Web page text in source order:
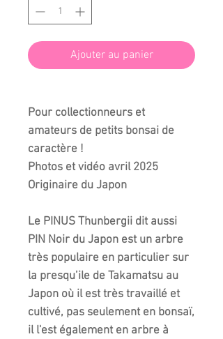
Ajouter au panier
Pour collectionneurs et
amateurs de petits bonsai de
caractère !
Photos et vidéo avril 2025
Originaire du Japon
Le PINUS Thunbergii dit aussi
PIN Noir du Japon est un arbre
très populaire en particulier sur
la presqu’ile de Takamatsu au
Japon où il est très travaillé et
cultivé, pas seulement en bonsaï,
il l'est également en arbre à